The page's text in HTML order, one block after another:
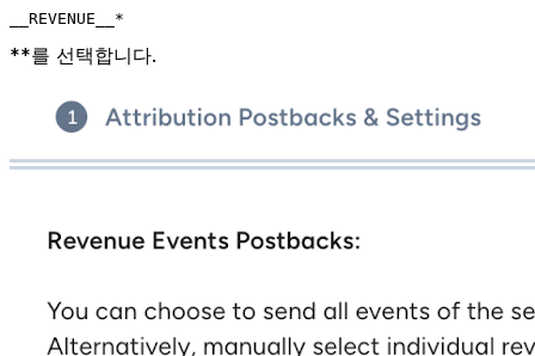
__REVENUE__*
**를 선택합니다.